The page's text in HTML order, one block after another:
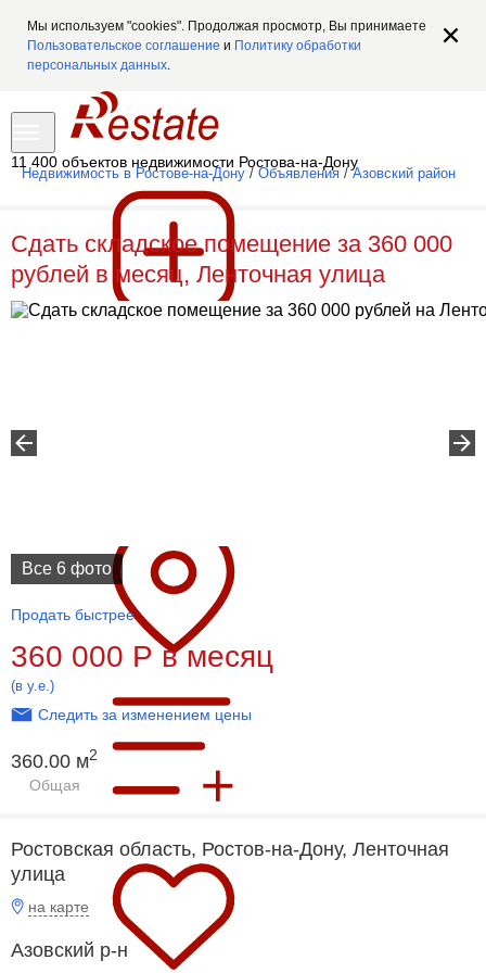
Мы используем "cookies". Продолжая просмотр, Вы принимаете
Пользовательское соглашение и Политику обработки
персональных данных.
11 400 объектов недвижимости Ростова-на-Дону
Недвижимость в Ростове-на-Дону / Объявления /Азовский район
Сдать складское помещение за 360 000
рублей в месяц, Ленточная улица
Все 6 фото
Продать быстрее
360 000 Р в месяц
(в у.е.)
Следить за изменением цены
360.00 м2
Общая
Ростовская область, Ростов-на-Дону, Ленточная
улица
на карте
Азовский р-н